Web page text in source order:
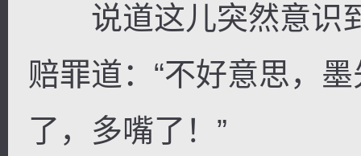
说道这儿突然意识
赔罪道：“不好意思，
了，多嘴了！”